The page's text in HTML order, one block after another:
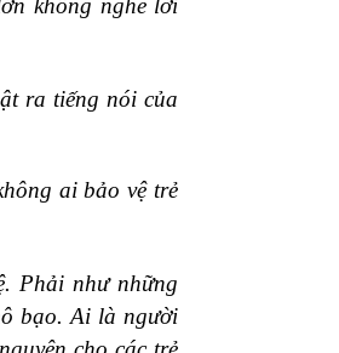
không nghe lời
ra tiếng nói của
ai bảo vệ trẻ
Phải như những
bạo. Ai là người